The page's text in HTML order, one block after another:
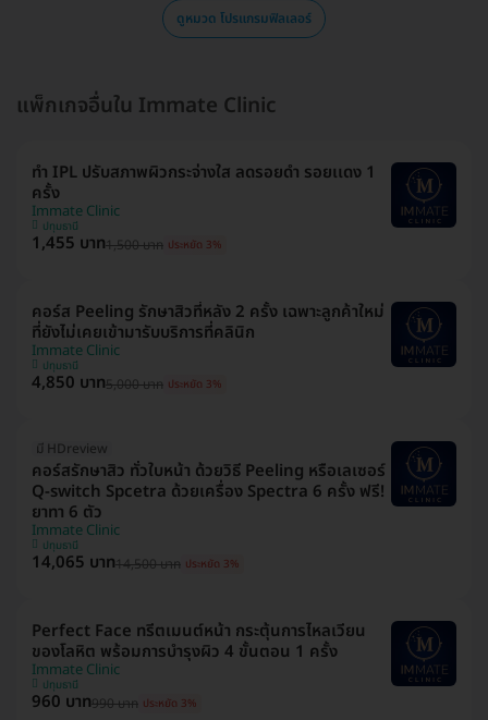
ดูหมวด โปรแกรมฟิลเลอร์
แพ็กเกจอื่นใน Immate Clinic
ทำ IPL ปรับสภาพผิวกระจ่างใส ลดรอยดำ รอยเเดง 1
ครั้ง
Immate Clinic
ปทุมธานี
1,455 บาท1,500 บาท ประหยัด 3%
คอร์ส Peeling รักษาสิวที่หลัง 2 ครั้ง เฉพาะลูกค้าใหม่
ที่ยังไม่เคยเข้ามารับบริการที่คลินิก
Immate Clinic
ปทุมธานี
4,850 บาท5,000 บาท ประหยัด 3%
มี HDreview
คอร์สรักษาสิว ทั่วใบหน้า ด้วยวิธี Peeling หรือเลเซอร์
Q-switch Spcetra ด้วยเครื่อง Spectra 6 ครั้ง ฟรี!
ยาทา 6 ตัว
Immate Clinic
ปทุมธานี
14,065 บาท14,500 บาท ประหยัด 3%
Perfect Face ทรีตเมนต์หน้า กระตุ้นการไหลเวียน
ของโลหิต พร้อมการบำรุงผิว 4 ขั้นตอน 1 ครั้ง
Immate Clinic
ปทุมธานี
960 บาท990 บาท ประหยัด 3%